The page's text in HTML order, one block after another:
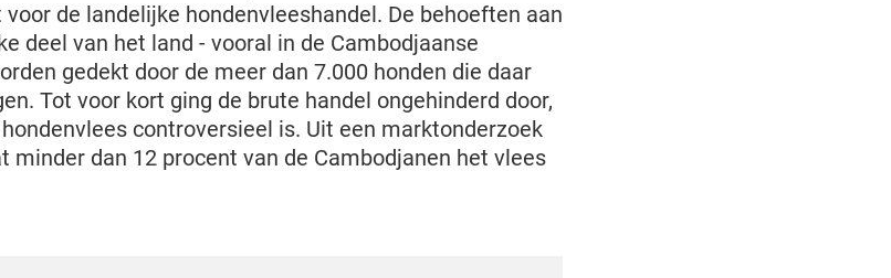
de landelijke hondenvleeshandel. De behoeften aan
deel van het land - vooral in de Cambodjaanse
gedekt door de meer dan 7.000 honden die daar
Tot voor kort ging de brute handel ongehinderd door,
controversieel is. Uit een marktonderzoek
minder dan 12 procent van de Cambodjanen het vlees